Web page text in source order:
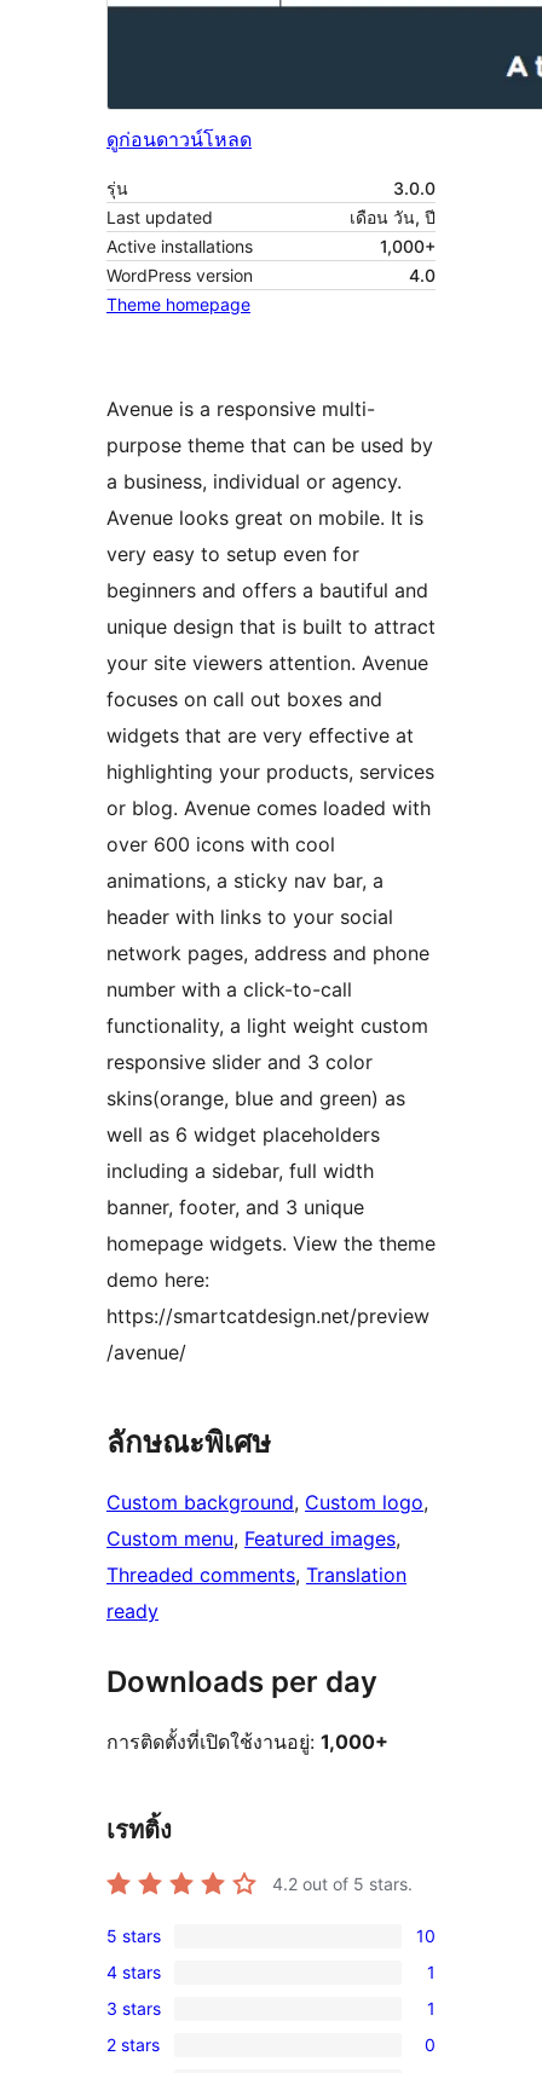
ดูก่อนดาวน์โหลด
รุ่น
3.0.0
Last updated
เดือน วัน, ปี
Active installations
1,000+
WordPress version
4.0
Theme homepage
Avenue is a responsive multi-
purpose theme that can be used by
a business, individual or agency.
Avenue looks great on mobile. It is
very easy to setup even for
beginners and offers a bautiful and
unique design that is built to attract
your site viewers attention. Avenue
focuses on call out boxes and
widgets that are very effective at
highlighting your products, services
or blog. Avenue comes loaded with
over 600 icons with cool
animations, a sticky nav bar, a
header with links to your social
network pages, address and phone
number with a click-to-call
functionality, a light weight custom
responsive slider and 3 color
skins(orange, blue and green) as
well as 6 widget placeholders
including a sidebar, full width
banner, footer, and 3 unique
homepage widgets. View the theme
demo here:
https://smartcatdesign.net/preview
/avenue/
ลักษณะพิเศษ
Custom background, Custom logo
Custom menu, Featured images
Threaded comments, Translation
ready
Downloads per day
การติดตั้งที่เปิดใช้งานอยู่: 1,000+
เรทติ้ง
4.2 out of 5 stars.
10
5-
star
reviews
5 stars 10
1
4-
star
4 stars 1
1
3-
3 stars 1
0
2 stars
0